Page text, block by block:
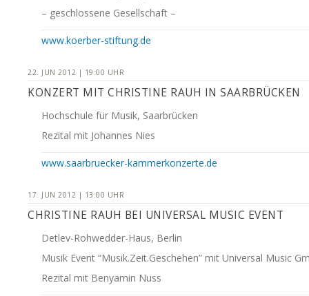
– geschlossene Gesellschaft –
www.koerber-stiftung.de
22. JUN 2012 | 19:00 UHR
KONZERT MIT CHRISTINE RAUH IN SAARBRÜCKEN
Hochschule für Musik, Saarbrücken
Rezital mit Johannes Nies
www.saarbruecker-kammerkonzerte.de
17. JUN 2012 | 13:00 UHR
CHRISTINE RAUH BEI UNIVERSAL MUSIC EVENT
Detlev-Rohwedder-Haus, Berlin
Musik Event “Musik.Zeit.Geschehen” mit Universal Music
Rezital mit Benyamin Nuss